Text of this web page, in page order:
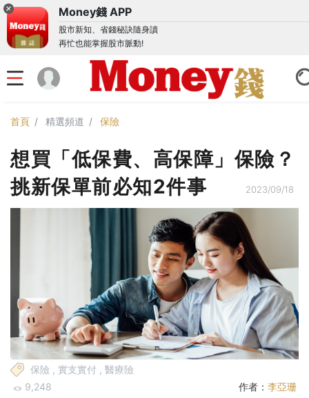
Money錢 APP
股市新知、省錢秘訣隨身讀
再忙也能掌握股市脈動!
首頁 精選頻道 保險
想買「低保費、高保障」保險？
挑新保單前必知2件事
2023/09/18
保險 , 實支實付 , 醫療險
9,248
作者： 李亞珊